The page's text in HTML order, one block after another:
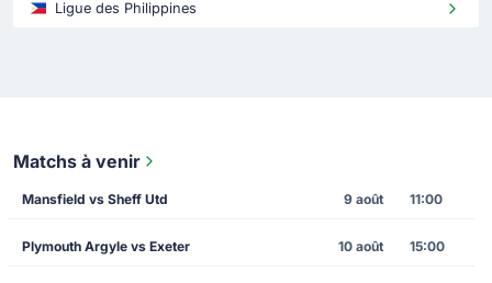
Ligue des Philippines
Matchs à venir
Mansfield vs Sheff Utd 9 août 11:00
Plymouth Argyle vs Exeter 10 août 15:00